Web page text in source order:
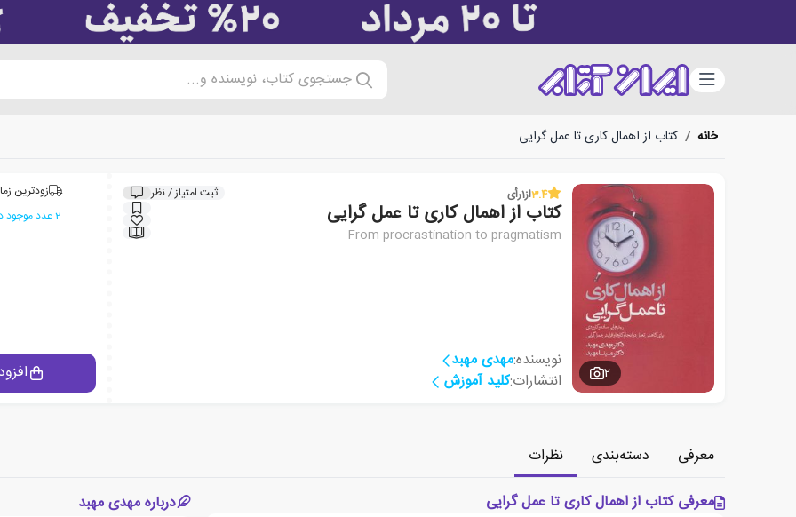
دسته‌بندی جستجوی کتاب، نویسنده و...
خانه / کتاب از اهمال کاری تا عمل گرایی
2
3.4از1رأی ثبت امتیاز / نظر
کتاب از اهمال کاری تا عمل گرایی
From procrastination to pragmatism
نویسنده:مهدی مهبد
انتشارات:کلید آموزش
زودترین
2 عدد موجود در انبار ایران کتاب
معرفی دسته‌بندی
نظرات
معرفی کتاب از اهمال کاری تا عمل گرایی
درباره مهدی مهبد